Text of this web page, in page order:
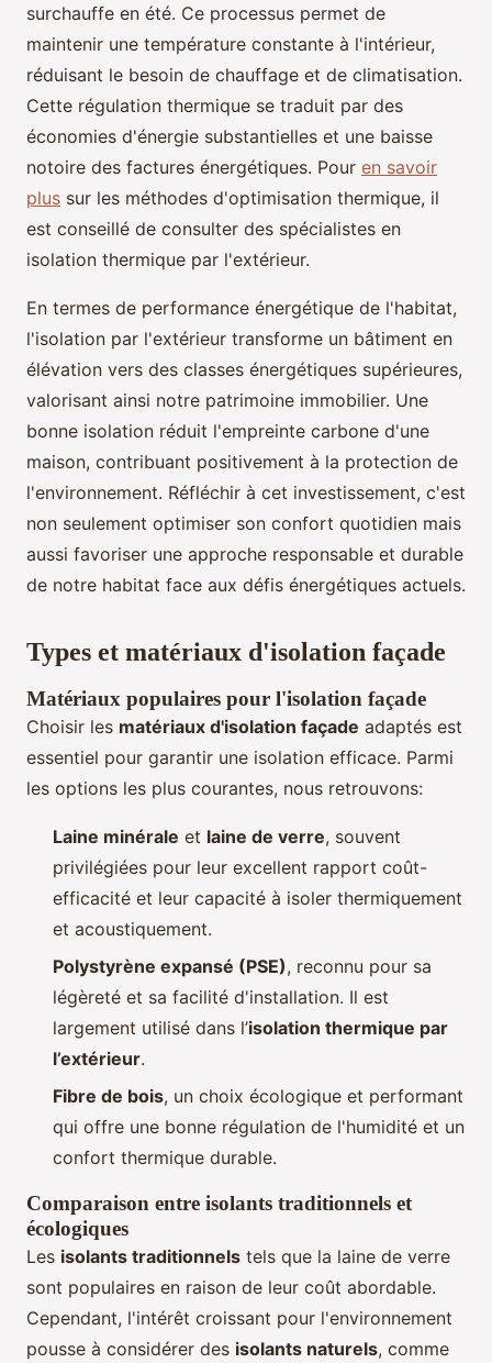
surchauffe en été. Ce processus permet de
maintenir une température constante à l'intérieur,
réduisant le besoin de chauffage et de climatisation.
Cette régulation thermique se traduit par des
économies d'énergie substantielles et une baisse
notoire des factures énergétiques. Pour en savoir
plus sur les méthodes d'optimisation thermique, il
est conseillé de consulter des spécialistes en
isolation thermique par l'extérieur.
En termes de performance énergétique de l'habitat,
l'isolation par l'extérieur transforme un bâtiment en
élévation vers des classes énergétiques supérieures,
valorisant ainsi notre patrimoine immobilier. Une
bonne isolation réduit l'empreinte carbone d'une
maison, contribuant positivement à la protection de
l'environnement. Réfléchir à cet investissement, c'est
non seulement optimiser son confort quotidien mais
aussi favoriser une approche responsable et durable
de notre habitat face aux défis énergétiques actuels.
Types et matériaux d'isolation façade
Matériaux populaires pour l'isolation façade
Choisir les matériaux d'isolation façade adaptés est
essentiel pour garantir une isolation efficace. Parmi
les options les plus courantes, nous retrouvons:
Laine minérale et laine de verre, souvent
privilégiées pour leur excellent rapport coût-
efficacité et leur capacité à isoler thermiquement
et acoustiquement.
Polystyrène expansé (PSE), reconnu pour sa
légèreté et sa facilité d'installation. Il est
largement utilisé dans l’isolation thermique par
l’extérieur.
Fibre de bois, un choix écologique et performant
qui offre une bonne régulation de l'humidité et un
confort thermique durable.
Comparaison entre isolants traditionnels et
écologiques
Les isolants traditionnels tels que la laine de verre
sont populaires en raison de leur coût abordable.
Cependant, l'intérêt croissant pour l'environnement
pousse à considérer des isolants naturels, comme